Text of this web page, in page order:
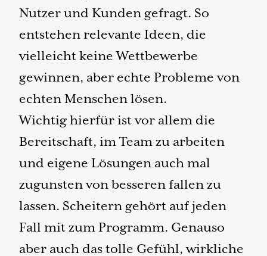
Nutzer und Kunden gefragt. So
entstehen relevante Ideen, die
vielleicht keine Wettbewerbe
gewinnen, aber echte Probleme von
echten Menschen lösen.
Wichtig hierfür ist vor allem die
Bereitschaft, im Team zu arbeiten
und eigene Lösungen auch mal
zugunsten von besseren fallen zu
lassen. Scheitern gehört auf jeden
Fall mit zum Programm. Genauso
aber auch das tolle Gefühl, wirkliche